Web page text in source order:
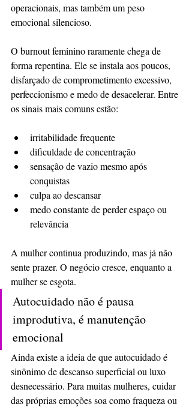
operacionais, mas também um peso
emocional silencioso.
O burnout feminino raramente chega de
forma repentina. Ele se instala aos poucos,
disfarçado de comprometimento excessivo,
perfeccionismo e medo de desacelerar. Entre
os sinais mais comuns estão:
irritabilidade frequente
dificuldade de concentração
sensação de vazio mesmo após
conquistas
culpa ao descansar
medo constante de perder espaço ou
relevância
A mulher continua produzindo, mas já não
sente prazer. O negócio cresce, enquanto a
mulher se esgota.
Autocuidado não é pausa
improdutiva, é manutenção
emocional
Ainda existe a ideia de que autocuidado é
sinônimo de descanso superficial ou luxo
desnecessário. Para muitas mulheres, cuidar
das próprias emoções soa como fraqueza ou